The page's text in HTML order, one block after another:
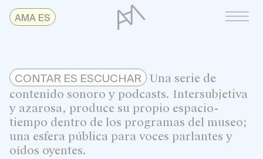
Skip
to AMA ES
AMAonline
CONTAR ES ESCUCHAR
Una serie de
contenido sonoro y podcasts. Intersubjetiva
y azarosa, produce su propio espacio-
tiempo dentro de los programas del museo;
una esfera pública para voces parlantes y
oídos oyentes.